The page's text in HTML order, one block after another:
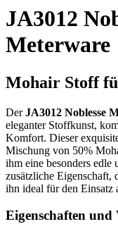
JA3012
Meterware
Mohair Stoff
DerJA3012 Noblesse
eleganter Stoffkunst,
Komfort. Dieser
Mischung von 50%
ihm eine besonders
zusätzliche Eigenschaft,
ihn ideal für den Einsatz
Eigenschaften und